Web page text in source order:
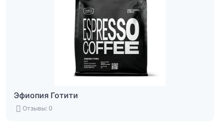
Эфиопия Готити
Отзывы: 0